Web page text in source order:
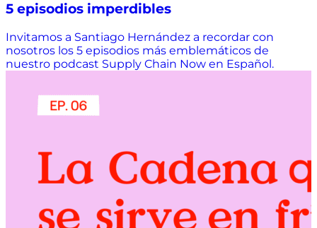
5 episodios imperdibles
Invitamos a Santiago Hernández a recordar con
nosotros los 5 episodios más emblemáticos de
nuestro podcast Supply Chain Now en Español.